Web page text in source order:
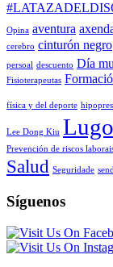
Opina aventura
cerebro cinturón negro
persoal descuento Día
Fisioterapeutas
física y del deporte
Lee Dong Kiu Lugo
Prevención de riscos
Salud Seguridade
Síguenos